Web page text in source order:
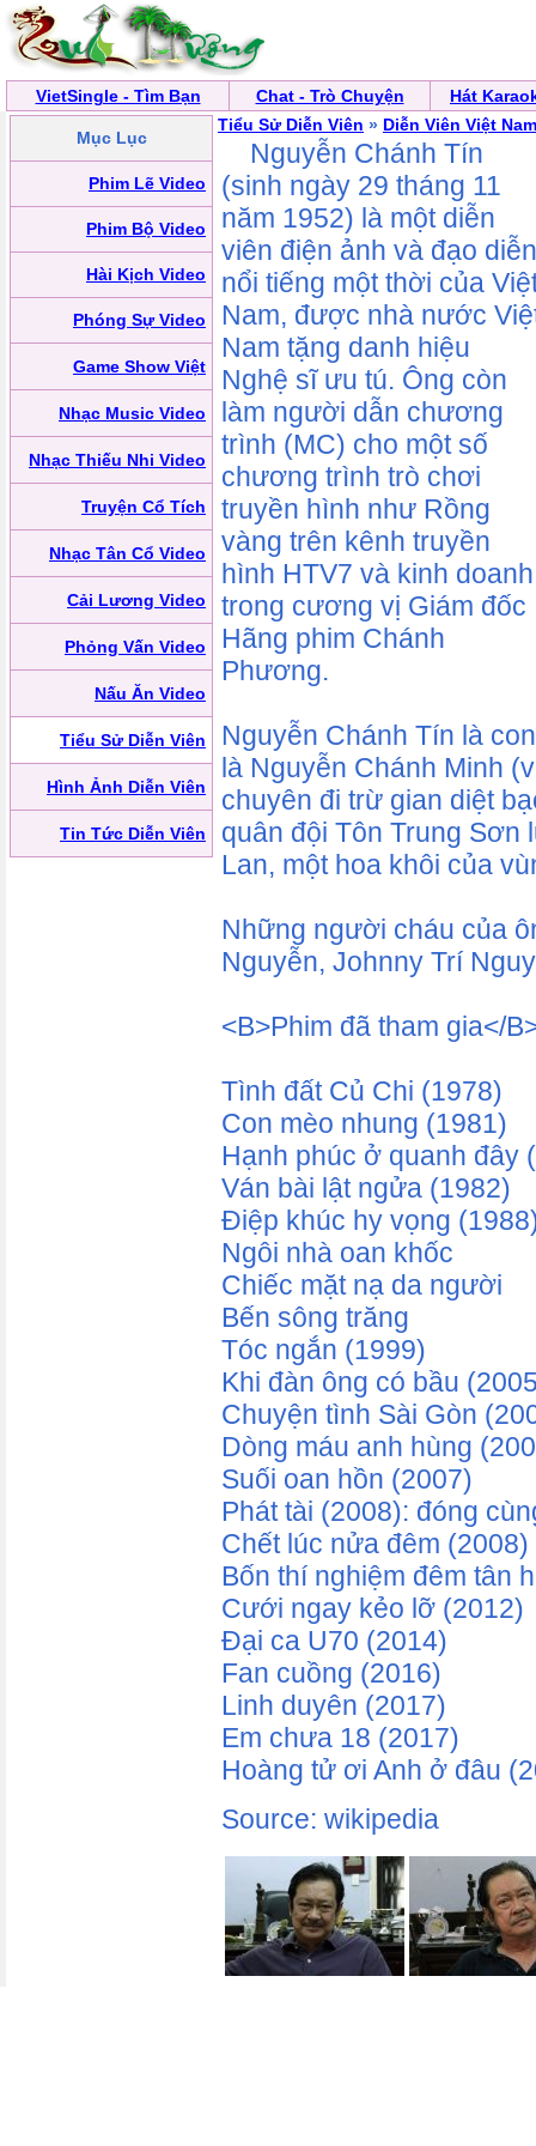
VietSingle - Tìm Bạn Chat - Trò Chuyện Hát
Mục Lục
Phim Lẽ Video
Phim Bộ Video
Hài Kịch Video
Phóng Sự Video
Game Show Việt
Nhạc Music Video
Nhạc Thiếu Nhi Video
Truyện Cổ Tích
Nhạc Tân Cổ Video
Cải Lương Video
Phỏng Vấn Video
Nấu Ăn Video
Tiểu Sử Diễn Viên
Hình Ảnh Diễn Viên
Tin Tức Diễn Viên
Tiểu Sử Diễn Viên » Diễn Viên Việt Nam
Nguyễn Chánh Tín
(sinh ngày 29 tháng 11
năm 1952) là một diễn
viên điện ảnh và đạo diễn
nổi tiếng một thời của
Nam, được nhà nước
Nam tặng danh hiệu
Nghệ sĩ ưu tú. Ông còn
làm người dẫn chương
trình (MC) cho một số
chương trình trò chơi
truyền hình như Rồng
vàng trên kênh truyền
hình HTV7 và kinh doanh
trong cương vị Giám đốc
Hãng phim Chánh
Phương.
Nguyễn Chánh Tín là
là Nguyễn Chánh Minh
chuyên đi trừ gian diệt
quân đội Tôn Trung Sơn
Lan, một hoa khôi của
Những người cháu của
Nguyễn, Johnny Trí
<B>Phim đã tham gia</
Tình đất Củ Chi (1978)
Con mèo nhung (1981)
Hạnh phúc ở quanh đây
Ván bài lật ngửa (1982)
Điệp khúc hy vọng
Ngôi nhà oan khốc
Chiếc mặt nạ da người
Bến sông trăng
Tóc ngắn (1999)
Khi đàn ông có bầu
Chuyện tình Sài Gòn
Dòng máu anh hùng
Suối oan hồn (2007)
Phát tài (2008): đóng
Chết lúc nửa đêm (2008)
Bốn thí nghiệm đêm tân
Cưới ngay kẻo lỡ (2012)
Đại ca U70 (2014)
Fan cuồng (2016)
Linh duyên (2017)
Em chưa 18 (2017)
Hoàng tử ơi Anh ở đâu
Source: wikipedia